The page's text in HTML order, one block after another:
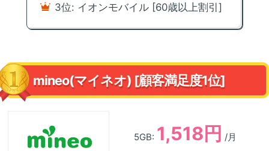
3位: イオンモバイル [60歳以上割引]
mineo(マイネオ) [顧客満足度1位]
5GB: 1,518円 /月